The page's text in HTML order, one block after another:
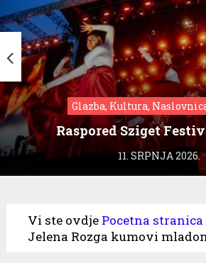
Glazba, Kultura,
Raspored Sziget
11. SRPNJA 2026.
Vi ste ovdje Pocetna stranica
Jelena Rozga kumovi